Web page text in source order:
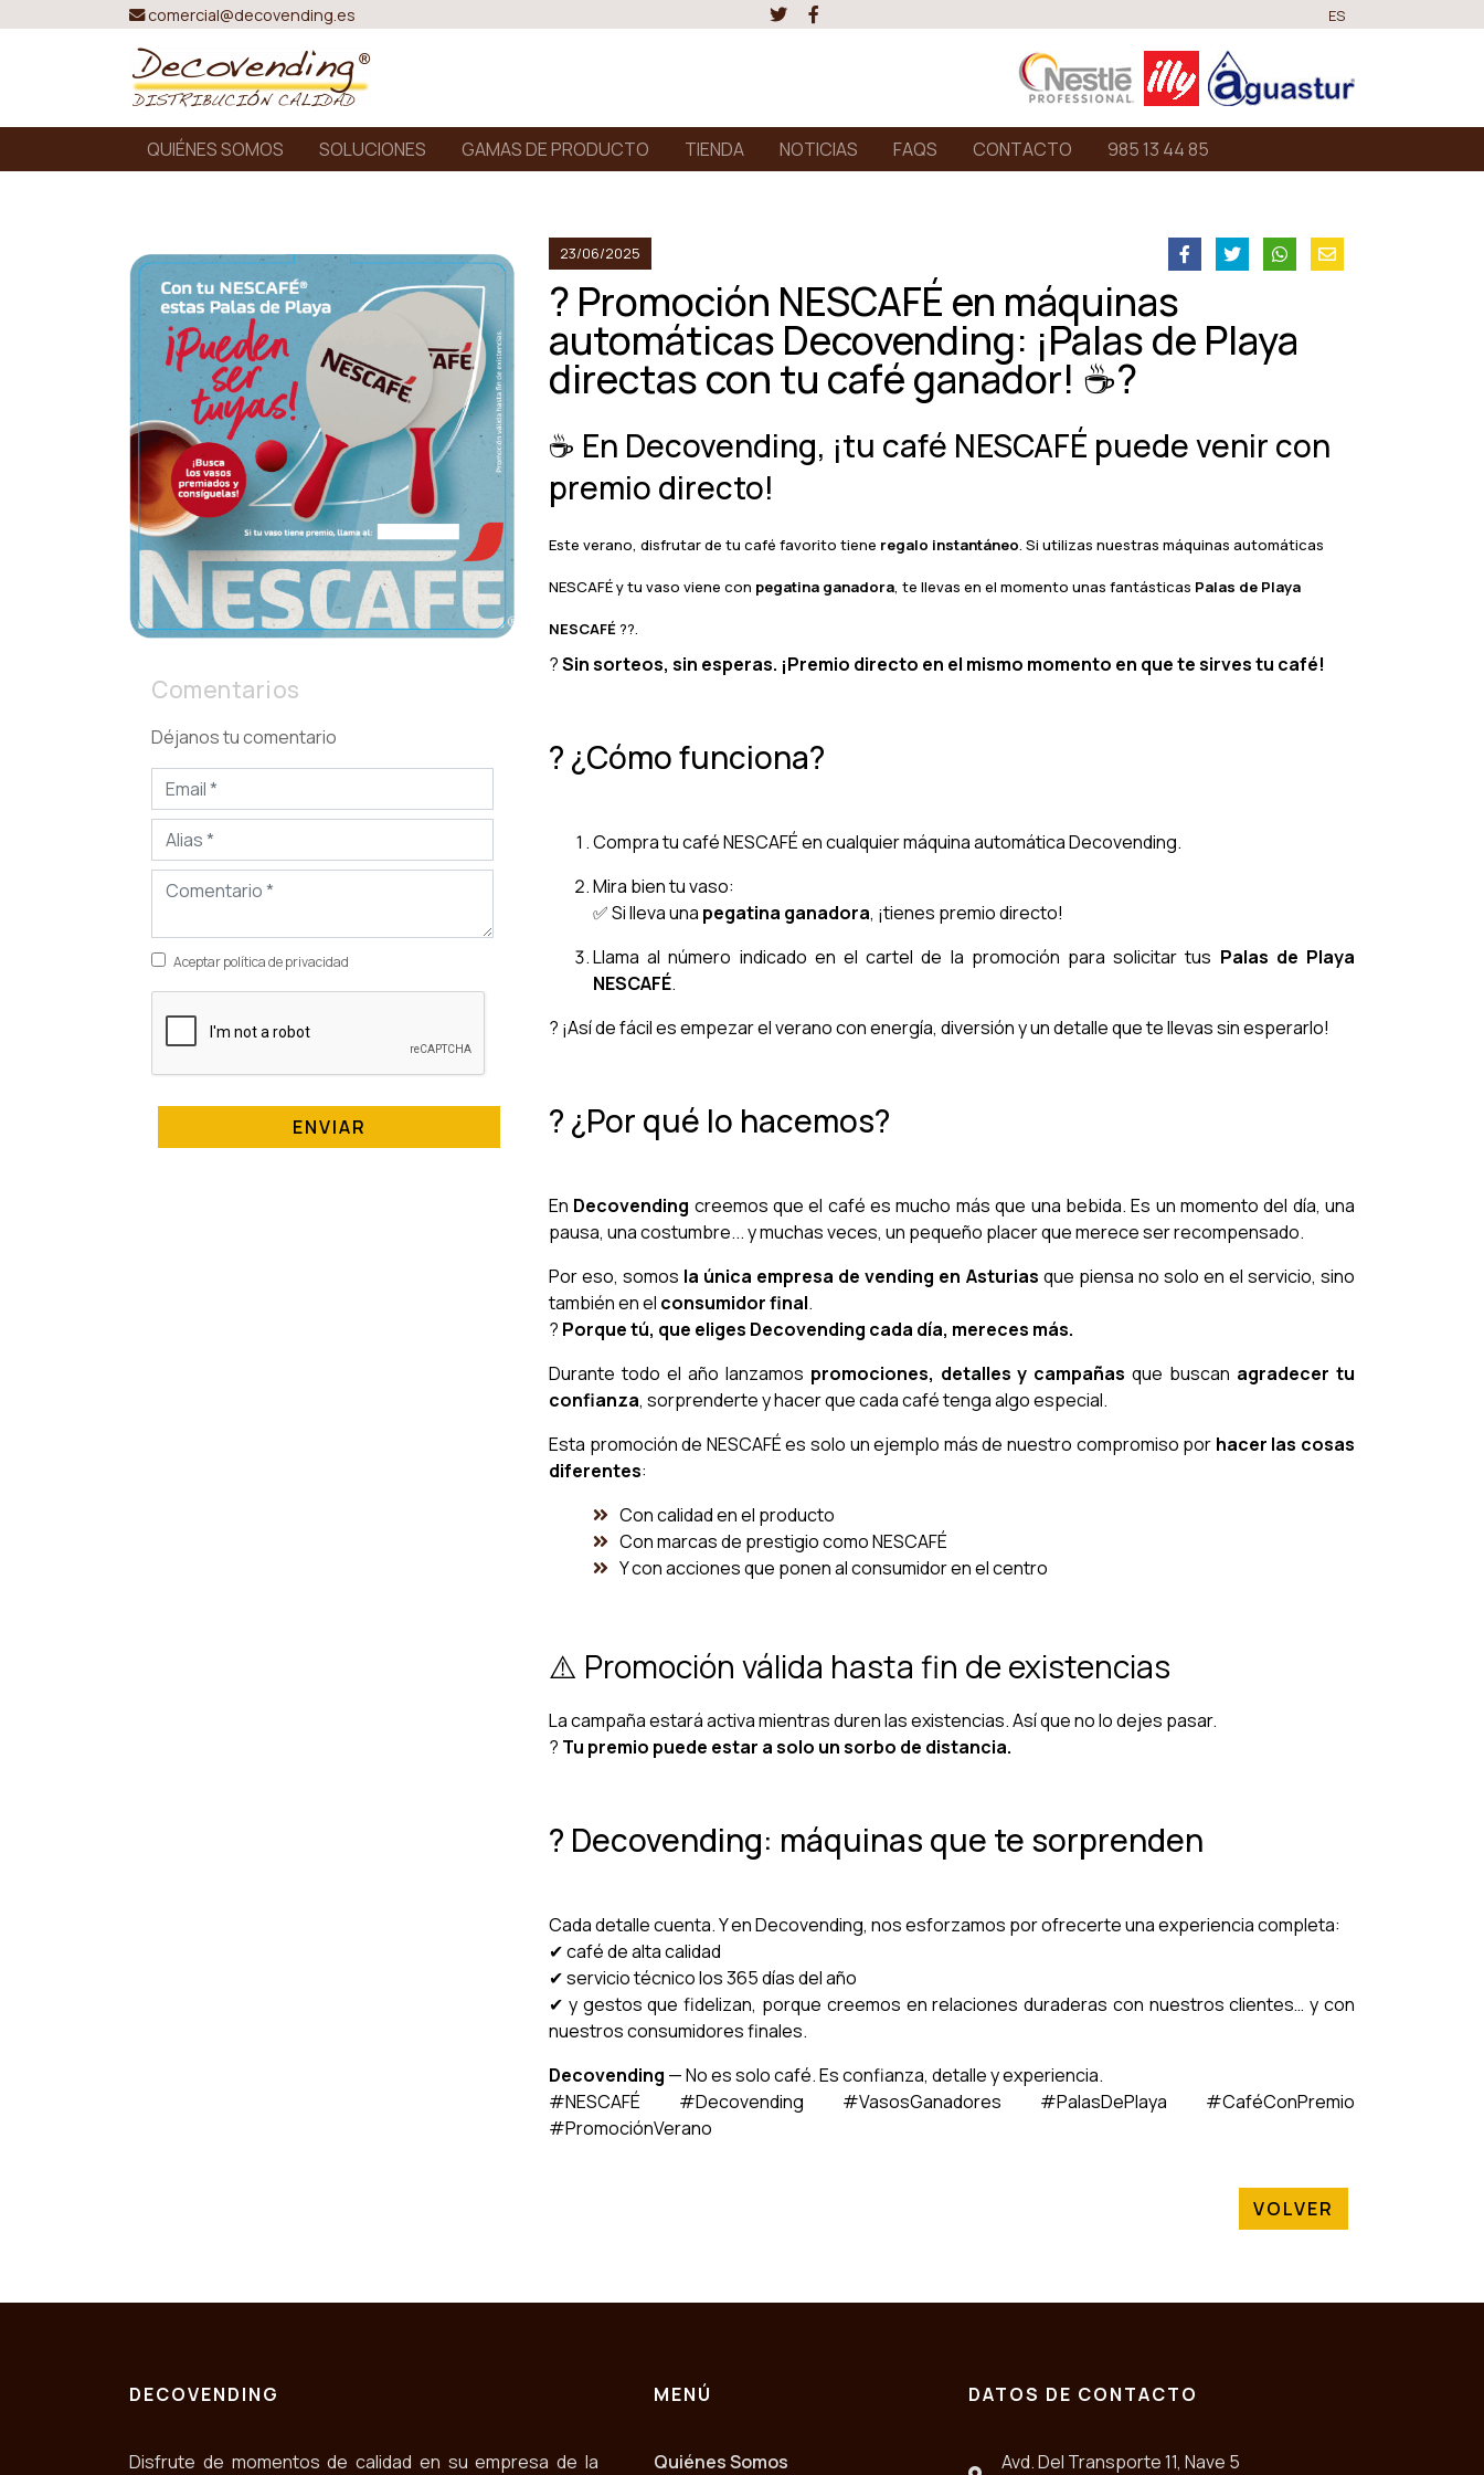
comercial@decovending.es ES
QUIÉNES SOMOS SOLUCIONES GAMAS DE PRODUCTO TIENDA NOTICIAS FAQS CONTACTO 985 13 44 85
Comentarios
Déjanos tu comentario
Aceptar política de privacidad
ENVIAR
23/06/2025
?️ Promoción NESCAFÉ en máquinas
automáticas Decovending: ¡Palas de Playa
directas con tu café ganador! ☕?
☕ En Decovending, ¡tu café NESCAFÉ puede venir con
premio directo!
Este verano, disfrutar de tu café favorito tiene regalo instantáneo. Si utilizas nuestras máquinas automáticas
NESCAFÉ y tu vaso viene con pegatina ganadora, te llevas en el momento unas fantásticas Palas de Playa
NESCAFÉ ??.
?Sin sorteos, sin esperas. ¡Premio directo en el mismo momento en que te sirves tu café!
? ¿Cómo funciona?
Compra tu café NESCAFÉ en cualquier máquina automática Decovending.
Mira bien tu vaso:
✅ Si lleva una pegatina ganadora, ¡tienes premio directo!
Llama al número indicado en el cartel de la promoción para solicitar tus Palas de Playa
NESCAFÉ.
? ¡Así de fácil es empezar el verano con energía, diversión y un detalle que te llevas sin esperarlo!
? ¿Por qué lo hacemos?
En Decovending creemos que el café es mucho más que una bebida. Es un momento del día, una
pausa, una costumbre... y muchas veces, un pequeño placer que merece ser recompensado.
Por eso, somos la única empresa de vending en Asturias que piensa no solo en el servicio, sino
también en el consumidor final.
? Porque tú, que eliges Decovending cada día, mereces más.
Durante todo el año lanzamos promociones, detalles y campañas que buscan agradecer tu
confianza, sorprenderte y hacer que cada café tenga algo especial.
Esta promoción de NESCAFÉ es solo un ejemplo más de nuestro compromiso por hacer las cosas
diferentes:
Con calidad en el producto
Con marcas de prestigio como NESCAFÉ
Y con acciones que ponen al consumidor en el centro
⚠️ Promoción válida hasta fin de existencias
La campaña estará activa mientras duren las existencias. Así que no lo dejes pasar.
? Tu premio puede estar a solo un sorbo de distancia.
? Decovending: máquinas que te sorprenden
Cada detalle cuenta. Y en Decovending, nos esforzamos por ofrecerte una experiencia completa:
✔ café de alta calidad
✔ servicio técnico los 365 días del año
✔ y gestos que fidelizan, porque creemos en relaciones duraderas con nuestros clientes… y con
nuestros consumidores finales.
Decovending — No es solo café. Es confianza, detalle y experiencia.
#NESCAFÉ #Decovending #VasosGanadores #PalasDePlaya #CaféConPremio
#PromociónVerano
VOLVER
DECOVENDING
Disfrute de momentos de calidad en su empresa de la
MENÚ
Quiénes Somos
DATOS DE CONTACTO
Avd. Del Transporte 11, Nave 5